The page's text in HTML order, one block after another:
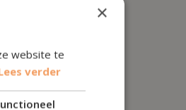
×
website te
verder